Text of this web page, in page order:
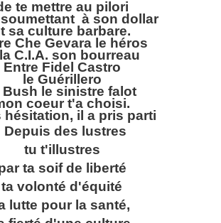
te mettre au pilori
à son dollar
sa culture barbare.
Che Gevara le héros
C.I.A. son bourreau
Entre Fidel Castro
le Guérillero
Bush le sinistre falot
coeur t'a choisi.
hésitation, il a pris parti
Depuis des lustres
tu t'illustres
ta soif de liberté
ta volonté d'équité
lutte pour la santé,